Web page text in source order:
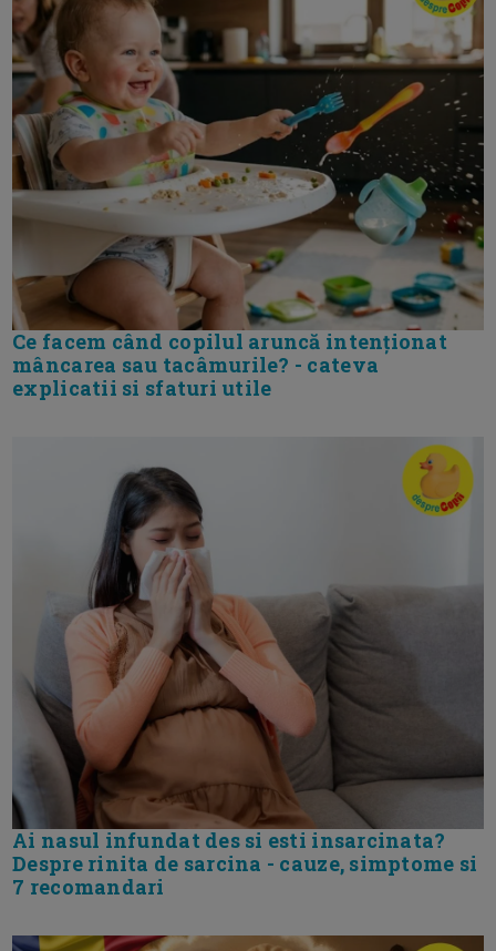
Ce facem când copilul aruncă intenționat
mâncarea sau tacâmurile? - cateva
explicatii si sfaturi utile
Ai nasul infundat des si esti insarcinata?
Despre rinita de sarcina - cauze, simptome si
7 recomandari